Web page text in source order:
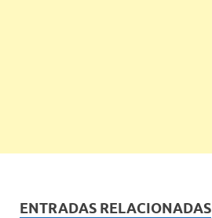
ENTRADAS RELACIONADAS